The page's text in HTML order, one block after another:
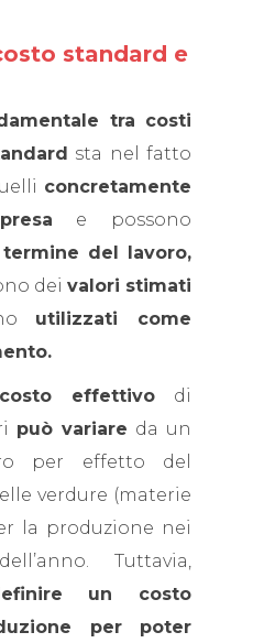
standard e
tra costi
sta nel fatto
concretamente
e possono
del lavoro,
dei valori stimati
utilizzati come
costo effettivo di
può variare da un
per effetto del
verdure (materie
la produzione nei
Tuttavia,
un costo
per poter